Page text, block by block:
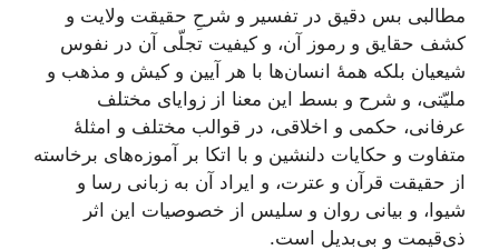
مطالبی بس دقیق در تفسیر و شرحِ حقیقت ولایت و
کشف حقایق و رموز آن، و کیفیت تجلّی آن در نفوس
شیعیان بلکه همۀ انسان‌ها با هر آیین و کیش و مذهب و
ملیّتی، و شرح و بسط این معنا از زوایای مختلف
عرفانی، حکمی و اخلاقی، در قوالب مختلف و امثلۀ
متفاوت و حکایات دلنشین و با اتکا بر آموزه‌های برخاسته
از حقیقت قرآن و عترت، و ایراد آن به زبانی رسا و
شیوا، و بیانی روان و سلیس از خصوصیات این اثر
ذی‌قیمت و بی‌بدیل است.